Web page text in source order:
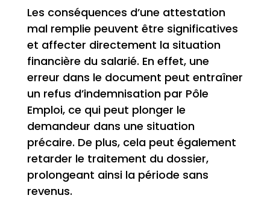
Les conséquences d’une attestation
mal remplie peuvent être significatives
et affecter directement la situation
financière du salarié. En effet, une
erreur dans le document peut entraîner
un refus d’indemnisation par Pôle
Emploi, ce qui peut plonger le
demandeur dans une situation
précaire. De plus, cela peut également
retarder le traitement du dossier,
prolongeant ainsi la période sans
revenus.